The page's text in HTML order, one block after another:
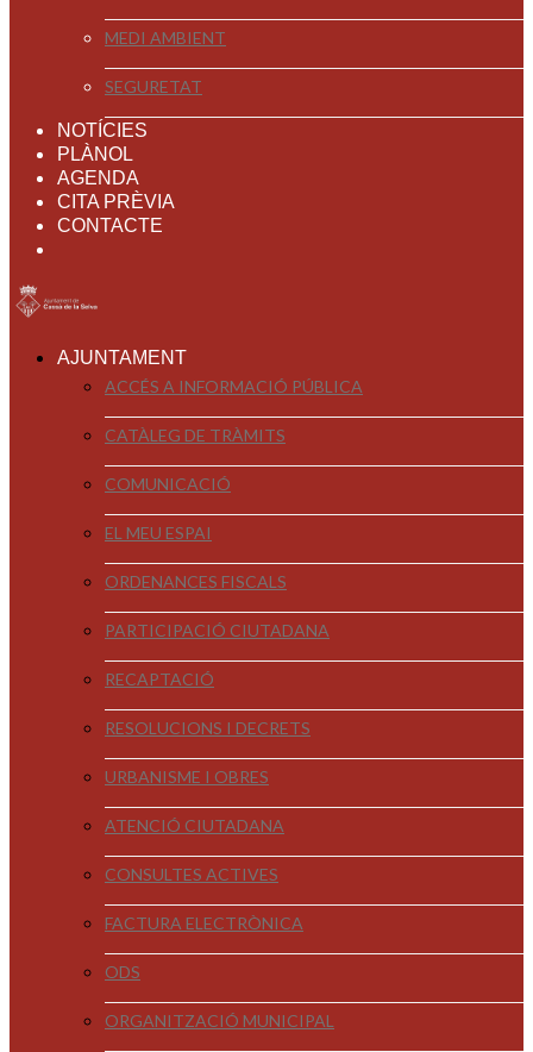
MEDI AMBIENT
SEGURETAT
NOTÍCIES
PLÀNOL
AGENDA
CITA PRÈVIA
CONTACTE
AJUNTAMENT
ACCÉS A INFORMACIÓ PÚBLICA
CATÀLEG DE TRÀMITS
COMUNICACIÓ
EL MEU ESPAI
ORDENANCES FISCALS
PARTICIPACIÓ CIUTADANA
RECAPTACIÓ
RESOLUCIONS I DECRETS
URBANISME I OBRES
ATENCIÓ CIUTADANA
CONSULTES ACTIVES
FACTURA ELECTRÒNICA
ODS
ORGANITZACIÓ MUNICIPAL